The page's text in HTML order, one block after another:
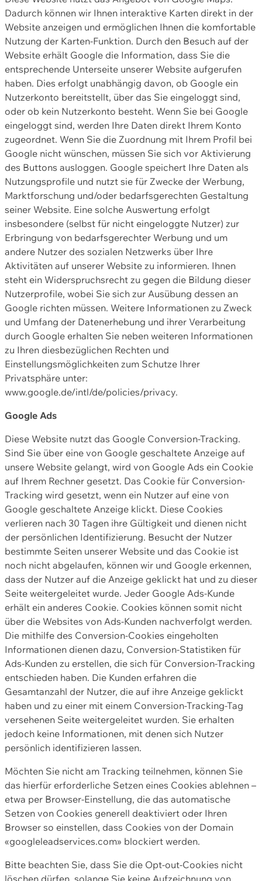
Dadurch können wir Ihnen interaktive Karten direkt in der
Website anzeigen und ermöglichen Ihnen die komfortable
Nutzung der Karten-Funktion. Durch den Besuch auf der
Website erhält Google die Information, dass Sie die
entsprechende Unterseite unserer Website aufgerufen
haben. Dies erfolgt unabhängig davon, ob Google ein
Nutzerkonto bereitstellt, über das Sie eingeloggt sind,
oder ob kein Nutzerkonto besteht. Wenn Sie bei Google
eingeloggt sind, werden Ihre Daten direkt Ihrem Konto
zugeordnet. Wenn Sie die Zuordnung mit Ihrem Profil bei
Google nicht wünschen, müssen Sie sich vor Aktivierung
des Buttons ausloggen. Google speichert Ihre Daten als
Nutzungsprofile und nutzt sie für Zwecke der Werbung,
Marktforschung und/oder bedarfsgerechten Gestaltung
seiner Website. Eine solche Auswertung erfolgt
insbesondere (selbst für nicht eingeloggte Nutzer) zur
Erbringung von bedarfsgerechter Werbung und um
andere Nutzer des sozialen Netzwerks über Ihre
Aktivitäten auf unserer Website zu informieren. Ihnen
steht ein Widerspruchsrecht zu gegen die Bildung dieser
Nutzerprofile, wobei Sie sich zur Ausübung dessen an
Google richten müssen. Weitere Informationen zu Zweck
und Umfang der Datenerhebung und ihrer Verarbeitung
durch Google erhalten Sie neben weiteren Informationen
zu Ihren diesbezüglichen Rechten und
Einstellungsmöglichkeiten zum Schutze Ihrer
Privatsphäre unter:
www.google.de/intl/de/policies/privacy.
Google Ads
Diese Website nutzt das Google Conversion-Tracking.
Sind Sie über eine von Google geschaltete Anzeige auf
unsere Website gelangt, wird von Google Ads ein Cookie
auf Ihrem Rechner gesetzt. Das Cookie für Conversion-
Tracking wird gesetzt, wenn ein Nutzer auf eine von
Google geschaltete Anzeige klickt. Diese Cookies
verlieren nach 30 Tagen ihre Gültigkeit und dienen nicht
der persönlichen Identifizierung. Besucht der Nutzer
bestimmte Seiten unserer Website und das Cookie ist
noch nicht abgelaufen, können wir und Google erkennen,
dass der Nutzer auf die Anzeige geklickt hat und zu dieser
Seite weitergeleitet wurde. Jeder Google Ads-Kunde
erhält ein anderes Cookie. Cookies können somit nicht
über die Websites von Ads-Kunden nachverfolgt werden.
Die mithilfe des Conversion-Cookies eingeholten
Informationen dienen dazu, Conversion-Statistiken für
Ads-Kunden zu erstellen, die sich für Conversion-Tracking
entschieden haben. Die Kunden erfahren die
Gesamtanzahl der Nutzer, die auf ihre Anzeige geklickt
haben und zu einer mit einem Conversion-Tracking-Tag
versehenen Seite weitergeleitet wurden. Sie erhalten
jedoch keine Informationen, mit denen sich Nutzer
persönlich identifizieren lassen.
Möchten Sie nicht am Tracking teilnehmen, können Sie
das hierfür erforderliche Setzen eines Cookies ablehnen –
etwa per Browser-Einstellung, die das automatische
Setzen von Cookies generell deaktiviert oder Ihren
Browser so einstellen, dass Cookies von der Domain
«googleleadservices.com» blockiert werden.
Bitte beachten Sie, dass Sie die Opt-out-Cookies nicht